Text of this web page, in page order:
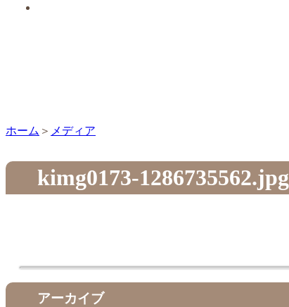
ホーム メディア
kimg0173-1286735562.jpg
アーカイブ